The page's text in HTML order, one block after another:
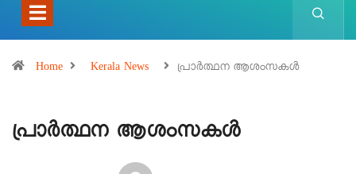
Home Kerala News പ്രാർത്ഥന ആശംസകൾ
പ്രാർത്ഥന ആശംസകൾ